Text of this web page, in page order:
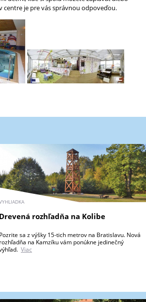
je pre vás správnou odpoveďou.
Drevená rozhľadňa na Kolibe
Pozrite sa z výšky 15-tich metrov na Bratislavu. Nová
rozhľadňa na Kamzíku vám ponúkne jedinečný
Viac